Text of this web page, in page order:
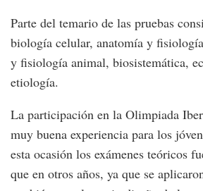
Parte del temario de las pruebas
biología celular, anatomía y
y fisiología animal, biosistemática,
etiología.
La participación en la Olimpiada
muy buena experiencia para los
esta ocasión los exámenes teóricos
que en otros años, ya que se